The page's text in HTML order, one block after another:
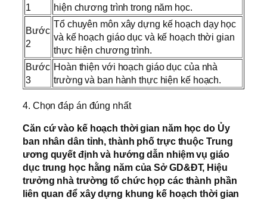
1
hiện chương trình trong năm học.
Bước
2
Tổ chuyên môn xây dựng kế hoạch dạy học
và kế hoạch giáo dục và kế hoạch thời gian
thực hiện chương trình.
Bước
3
Hoàn thiện với hoạch giáo dục của nhà
trường và ban hành thực hiện kế hoạch.
4. Chọn đáp án đúng nhất
Căn cứ vào kế hoạch thời gian năm học do Ủy
ban nhân dân tỉnh, thành phố trực thuộc Trung
ương quyết định và hướng dẫn nhiệm vụ giáo
dục trung học hằng năm của Sở GD&ĐT, Hiệu
trưởng nhà trường tổ chức họp các thành phần
liên quan để xây dựng khung kế hoạch thời gian